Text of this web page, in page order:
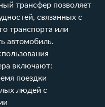
трансфер позволяет
связанных с
транспорта или
автомобиль.
включают:
поездки
людей с